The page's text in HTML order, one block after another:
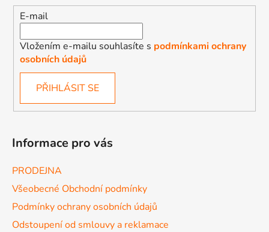
E-mail
Vložením e-mailu souhlasíte s podmínkami ochrany
osobních údajů
PŘIHLÁSIT SE
Informace pro vás
PRODEJNA
Všeobecné Obchodní podmínky
Podmínky ochrany osobních údajů
Odstoupení od smlouvy a reklamace